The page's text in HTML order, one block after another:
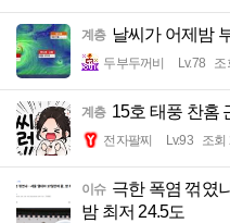
계층 날씨가 어제밤
두부두꺼비 Lv.78 조
계층 15호 태풍 찬홈
전자팔찌 Lv.93 조회
이슈 극한 폭염 꺾였
밤 최저 24.5도